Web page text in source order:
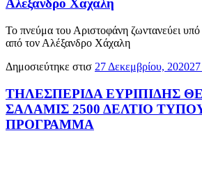
Αλέξανδρο Χάχαλη
Το πνεύμα του Αριστοφάνη ζωντανεύει
από τον Αλέξανδρο Χάχαλη
Δημοσιεύτηκε στισ 27 Δεκεμβρίου, 2020
ΤΗΛΕΣΠΕΡΙΔΑ ΕΥΡΙΠΙΔΗΣ
ΣΑΛΑΜΙΣ 2500 ΔΕΛΤΙΟ
ΠΡΟΓΡΑΜΜΑ